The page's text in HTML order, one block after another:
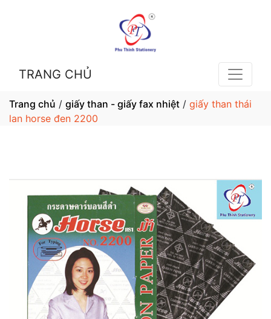
TRANG CHỦ
Trang chủ / giấy than - giấy fax nhiệt / giấy than thái
lan horse đen 2200